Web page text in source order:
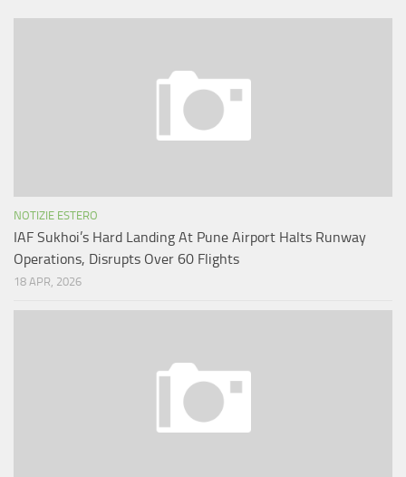
NOTIZIE ESTERO
IAF Sukhoi’s Hard Landing At Pune Airport Halts Runway
Operations, Disrupts Over 60 Flights
18 APR, 2026